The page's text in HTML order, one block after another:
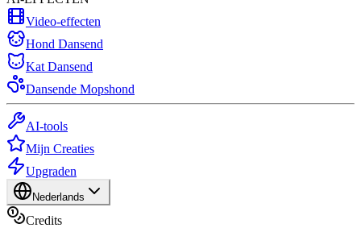
Video-effecten
Hond Dansend
Kat Dansend
Dansende Mopshond
AI-tools
Mijn Creaties
Upgraden
Nederlands
Credits